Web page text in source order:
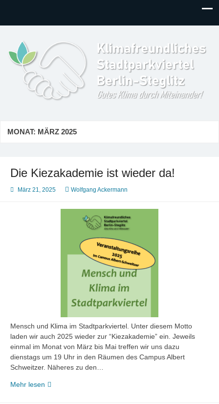
Klimafreundliches
Stadtparkviertel
Gutes Klima durch Miteinander in Berlin-Steglitz!
MONAT: MÄRZ 2025
Die Kiezakademie ist wieder da!
März 21, 2025 Wolfgang Ackermann
Mensch und Klima im Stadtparkviertel. Unter diesem Motto
laden wir auch 2025 wieder zur “Kiezakademie” ein. Jeweils
einmal im Monat von März bis Mai treffen wir uns dazu
dienstags um 19 Uhr in den Räumen des Campus Albert
Schweitzer. Näheres zu den…
Mehr lesen Die